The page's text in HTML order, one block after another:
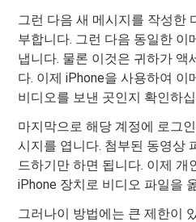
그런 다음 새 메시지를 작성한
부합니다. 그런 다음 동일한 이
냅니다. 물론 이것은 귀하가 액
다. 이제 iPhone을 사용하여 이
비디오를 보낸 곳인지 확인하
마지막으로 해당 계정에 로그
시지를 엽니다. 첨부된 동영상
드하기만 하면 됩니다. 이제 개
iPhone 장치로 비디오 파일을
그러나이 방법에는 큰 제한이